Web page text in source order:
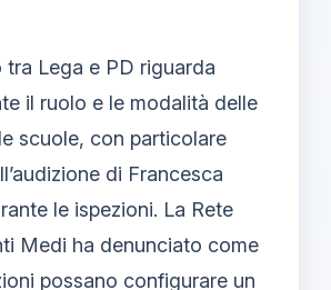
tra Lega e PD riguarda
il ruolo e le modalità delle
scuole, con particolare
di Francesca
le ispezioni. La Rete
Medi ha denunciato come
possano configurare un